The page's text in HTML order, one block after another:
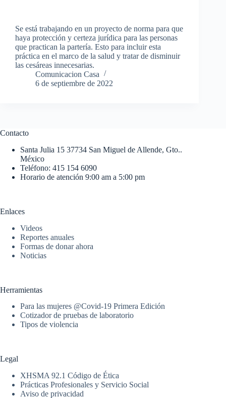
Se está trabajando en un proyecto de norma para que
haya protección y certeza jurídica para las personas
que practican la partería. Esto para incluir esta
práctica en el marco de la salud y tratar de disminuir
las cesáreas innecesarias.
Comunicacion Casa
6 de septiembre de 2022
Contacto
Santa Julia 15 37734 San Miguel de Allende, Gto..
México
Teléfono: 415 154 6090
Horario de atención 9:00 am a 5:00 pm
Enlaces
Videos
Reportes anuales
Formas de donar ahora
Noticias
Herramientas
Para las mujeres @Covid-19 Primera Edición
Cotizador de pruebas de laboratorio
Tipos de violencia
Legal
XHSMA 92.1 Código de Ética
Prácticas Profesionales y Servicio Social
Aviso de privacidad